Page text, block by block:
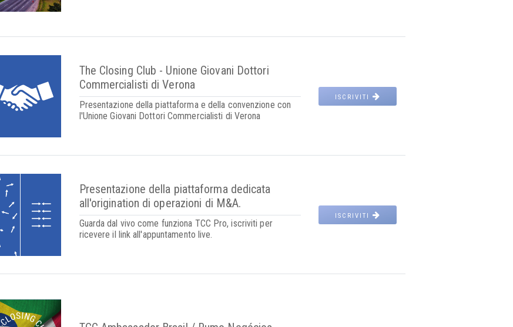
The Closing Club - Unione Giovani Dottori
Commercialisti di Verona
Presentazione della piattaforma e della convenzione con
l'Unione Giovani Dottori Commercialisti di Verona
ISCRIVITI
Presentazione della piattaforma dedicata
all'origination di operazioni di M&A.
Guarda dal vivo come funziona TCC Pro, iscriviti per
ricevere il link all'appuntamento live.
ISCRIVITI